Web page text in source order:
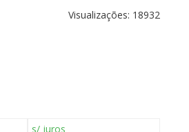
Visualizações: 18932
s/ juros